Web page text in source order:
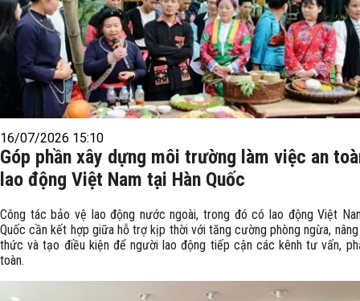
16/07/2026 15:10
Góp phần xây dựng môi trường làm việc an
lao động Việt Nam tại Hàn Quốc
Công tác bảo vệ lao động nước ngoài, trong đó có lao động Việt
Quốc cần kết hợp giữa hỗ trợ kịp thời với tăng cường phòng ngừa,
thức và tạo điều kiện để người lao động tiếp cận các kênh tư vấn,
toàn.